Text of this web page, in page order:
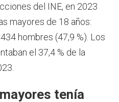
del INE, en 2023
mayores de 18 años:
hombres (47,9 %). Los
el 37,4 % de la
tenía